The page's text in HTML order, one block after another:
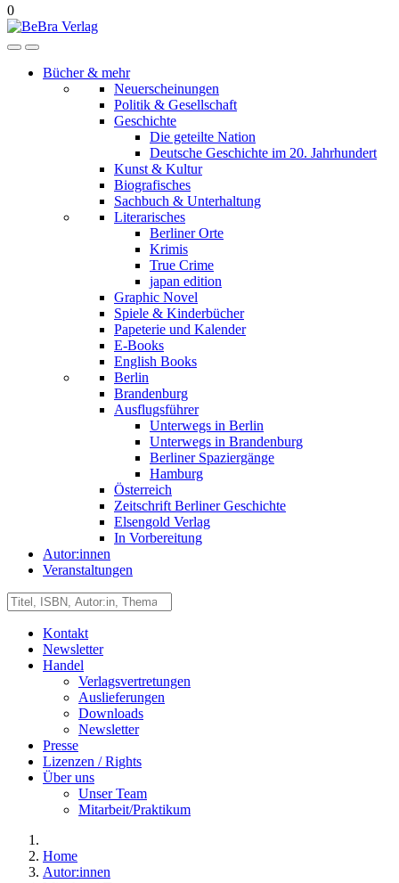
0
Bücher & mehr
Neuerscheinungen
Politik & Gesellschaft
Geschichte
Die geteilte Nation
Deutsche Geschichte im 20. Jahrhundert
Kunst & Kultur
Biografisches
Sachbuch & Unterhaltung
Literarisches
Berliner Orte
Krimis
True Crime
japan edition
Graphic Novel
Spiele & Kinderbücher
Papeterie und Kalender
E-Books
English Books
Berlin
Brandenburg
Ausflugsführer
Unterwegs in Berlin
Unterwegs in Brandenburg
Berliner Spaziergänge
Hamburg
Österreich
Zeitschrift Berliner Geschichte
Elsengold Verlag
In Vorbereitung
Autor:innen
Veranstaltungen
Kontakt
Newsletter
Handel
Verlagsvertretungen
Auslieferungen
Downloads
Newsletter
Presse
Lizenzen / Rights
Über uns
Unser Team
Mitarbeit/Praktikum
Home
Autor:innen